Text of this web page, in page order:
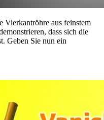
Vierkantröhre aus feinstem
dass sich die
Geben Sie nun ein